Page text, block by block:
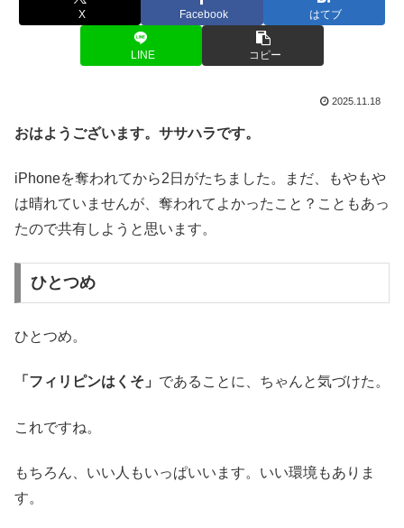
X Facebook はてブ
LINE コピー
2025.11.18
おはようございます。ササハラです。
iPhoneを奪われてから2日がたちました。まだ、もやもや
は晴れていませんが、奪われてよかったこと？こともあっ
たので共有しようと思います。
ひとつめ
ひとつめ。
「フィリピンはくそ」 であることに、ちゃんと気づけた。
これですね。
もちろん、いい人もいっぱいいます。いい環境もありま
す。